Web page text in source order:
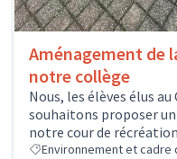
Aménagement de
notre collège
Nous, les élèves élus
souhaitons proposer
notre cour de
Environnement et cadre